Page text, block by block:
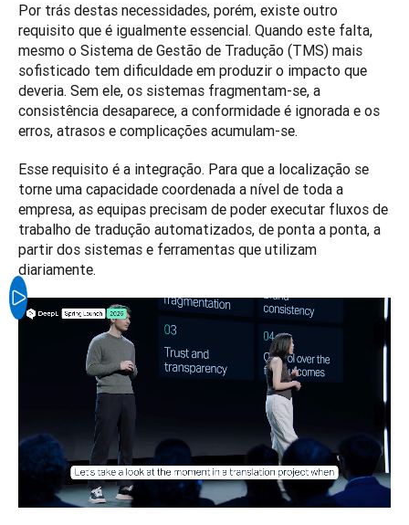
Por trás destas necessidades, porém, existe outro
requisito que é igualmente essencial. Quando este falta,
mesmo o Sistema de Gestão de Tradução (TMS) mais
sofisticado tem dificuldade em produzir o impacto que
deveria. Sem ele, os sistemas fragmentam-se, a
consistência desaparece, a conformidade é ignorada e os
erros, atrasos e complicações acumulam-se.
Esse requisito é a integração. Para que a localização se
torne uma capacidade coordenada a nível de toda a
empresa, as equipas precisam de poder executar fluxos de
trabalho de tradução automatizados, de ponta a ponta, a
partir dos sistemas e ferramentas que utilizam